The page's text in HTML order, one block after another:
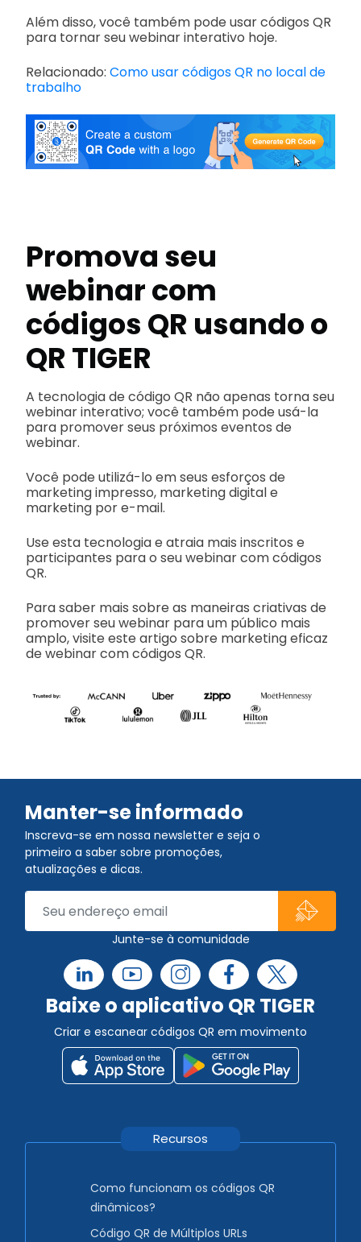
Além disso, você também pode usar códigos QR
para tornar seu webinar interativo hoje.
Relacionado: Como usar códigos QR no local de
trabalho
Promova seu
webinar com
códigos QR usando o
QR TIGER
A tecnologia de código QR não apenas torna seu
webinar interativo; você também pode usá-la
para promover seus próximos eventos de
webinar.
Você pode utilizá-lo em seus esforços de
marketing impresso, marketing digital e
marketing por e-mail.
Use esta tecnologia e atraia mais inscritos e
participantes para o seu webinar com códigos
QR.
Para saber mais sobre as maneiras criativas de
promover seu webinar para um público mais
amplo, visite este artigo sobre marketing eficaz
de webinar com códigos QR.
Manter-se informado
Inscreva-se em nossa newsletter e seja o
primeiro a saber sobre promoções,
atualizações e dicas.
Junte-se à comunidade
Baixe o aplicativo QR TIGER
Criar e escanear códigos QR em movimento
Recursos
Como funcionam os códigos QR
dinâmicos?
Código QR de Múltiplos URLs